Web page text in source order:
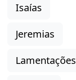
Isaías
Jeremias
Lamentações